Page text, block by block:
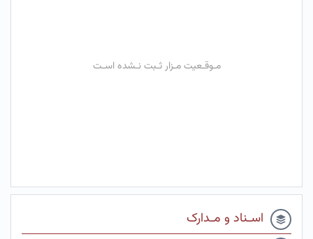
مـوقـعیت مـزار ثـبت نـشده اسـت
اسـناد و مـدارک